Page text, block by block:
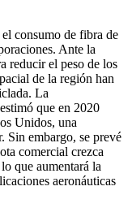
consumo de fibra de
Ante la
reducir el peso de los
de la región han
La
que en 2020
Unidos, una
Sin embargo, se prevé
comercial crezca
que aumentará la
aeronáuticas